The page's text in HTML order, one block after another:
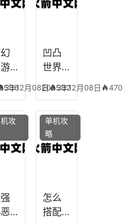
神武
龙宫
怎么
336
年12月08日 332
凹凸
世界
全部
阵容
搭
配，
凹凸
阵容
搭配
2025年12月08日 470
攻
怎么
搭配
单机攻
略